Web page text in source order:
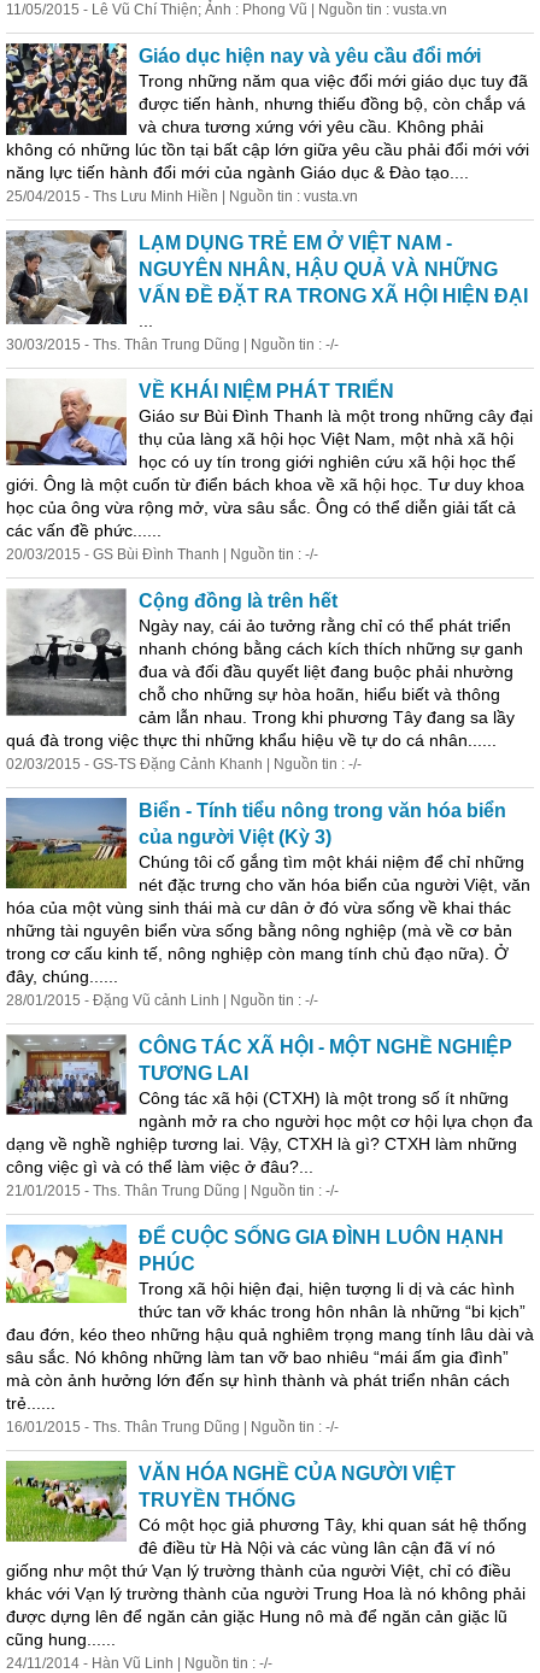
11/05/2015 - Lê Vũ Chí Thiện; Ảnh : Phong Vũ | Nguồn tin : vusta.vn
Giáo dục hiện nay và yêu cầu đổi mới
Trong những năm qua việc đổi mới giáo dục tuy đã
được tiến hành, nhưng thiếu đồng bộ, còn chắp vá
và chưa tương xứng với yêu cầu. Không phải
không có những lúc tồn tại bất cập lớn giữa yêu cầu phải đổi mới với
năng lực tiến hành đổi mới của ngành Giáo dục & Đào tạo....
25/04/2015 - Ths Lưu Minh Hiền | Nguồn tin : vusta.vn
LẠM DỤNG TRẺ EM Ở VIỆT NAM -
NGUYÊN NHÂN, HẬU QUẢ VÀ NHỮNG
VẤN ĐỀ ĐẶT RA TRONG XÃ HỘI HIỆN ĐẠI
30/03/2015 - Ths. Thân Trung Dũng | Nguồn tin : -/-
VỀ KHÁI NIỆM PHÁT TRIỂN
Giáo sư Bùi Đình Thanh là một trong những cây đại
thụ của làng xã hội học Việt Nam, một nhà xã hội
học có uy tín trong giới nghiên cứu xã hội học thế
giới. Ông là một cuốn từ điển bách khoa về xã hội học. Tư duy khoa
học của ông vừa rộng mở, vừa sâu sắc. Ông có thể diễn giải tất cả
các vấn đề phức......
20/03/2015 - GS Bùi Đình Thanh | Nguồn tin : -/-
Cộng đồng là trên hết
Ngày nay, cái ảo tưởng rằng chỉ có thể phát triển
nhanh chóng bằng cách kích thích những sự ganh
đua và đối đầu quyết liệt đang buộc phải nhường
chỗ cho những sự hòa hoãn, hiểu biết và thông
cảm lẫn nhau. Trong khi phương Tây đang sa lầy
quá đà trong việc thực thi những khẩu hiệu về tự do cá nhân......
02/03/2015 - GS-TS Đặng Cảnh Khanh | Nguồn tin : -/-
Biển - Tính tiểu nông trong văn hóa biển
của người Việt (Kỳ 3)
Chúng tôi cố gắng tìm một khái niệm để chỉ những
nét đặc trưng cho văn hóa biển của người Việt, văn
hóa của một vùng sinh thái mà cư dân ở đó vừa sống về khai thác
những tài nguyên biển vừa sống bằng nông nghiệp (mà về cơ bản
trong cơ cấu kinh tế, nông nghiệp còn mang tính chủ đạo nữa). Ở
đây, chúng......
28/01/2015 - Đặng Vũ cảnh Linh | Nguồn tin : -/-
CÔNG TÁC XÃ HỘI - MỘT NGHỀ NGHIỆP
TƯƠNG LAI
Công tác xã hội (CTXH) là một trong số ít những
ngành mở ra cho người học một cơ hội lựa chọn đa
dạng về nghề nghiệp tương lai. Vậy, CTXH là gì? CTXH làm những
công việc gì và có thể làm việc ở đâu?...
21/01/2015 - Ths. Thân Trung Dũng | Nguồn tin : -/-
ĐỂ CUỘC SỐNG GIA ĐÌNH LUÔN HẠNH
PHÚC
Trong xã hội hiện đại, hiện tượng li dị và các hình
thức tan vỡ khác trong hôn nhân là những “bi kịch”
đau đớn, kéo theo những hậu quả nghiêm trọng mang tính lâu dài và
sâu sắc. Nó không những làm tan vỡ bao nhiêu “mái ấm gia đình”
mà còn ảnh hưởng lớn đến sự hình thành và phát triển nhân cách
trẻ......
16/01/2015 - Ths. Thân Trung Dũng | Nguồn tin : -/-
VĂN HÓA NGHỀ CỦA NGƯỜI VIỆT
TRUYỀN THỐNG
Có một học giả phương Tây, khi quan sát hệ thống
đê điều từ Hà Nội và các vùng lân cận đã ví nó
giống như một thứ Vạn lý trường thành của người Việt, chỉ có điều
khác với Vạn lý trường thành của người Trung Hoa là nó không phải
được dựng lên để ngăn cản giặc Hung nô mà để ngăn cản giặc lũ
cũng hung......
24/11/2014 - Hàn Vũ Linh | Nguồn tin : -/-